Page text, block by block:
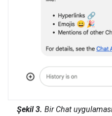
Şekil 3. Bir Chat